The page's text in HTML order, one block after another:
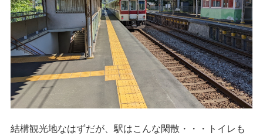
結構観光地なはずだが、駅はこんな閑散・・・トイレも